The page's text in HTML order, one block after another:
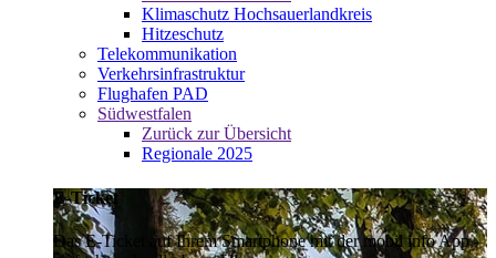
Klimaschutz Hochsauerlandkreis
Hitzeschutz
Telekommunikation
Verkehrsinfrastruktur
Flughafen PAD
Südwestfalen
Zurück zur Übersicht
Regionale 2025
E-Ticket
Das E-Ticket auf Ihrem Smartphone mit der mobil info App -